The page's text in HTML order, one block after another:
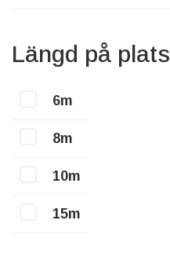
Längd på plats
6m
8m
10m
15m